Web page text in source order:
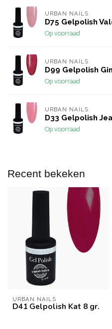
URBAN NAILS
D75 Gelpolish
Op voorraad
URBAN NAILS
D99 Gelpolish
Op voorraad
URBAN NAILS
D33 Gelpolish
Op voorraad
Recent bekeken
URBAN NAILS
D41 Gelpolish Kat 8 gr.